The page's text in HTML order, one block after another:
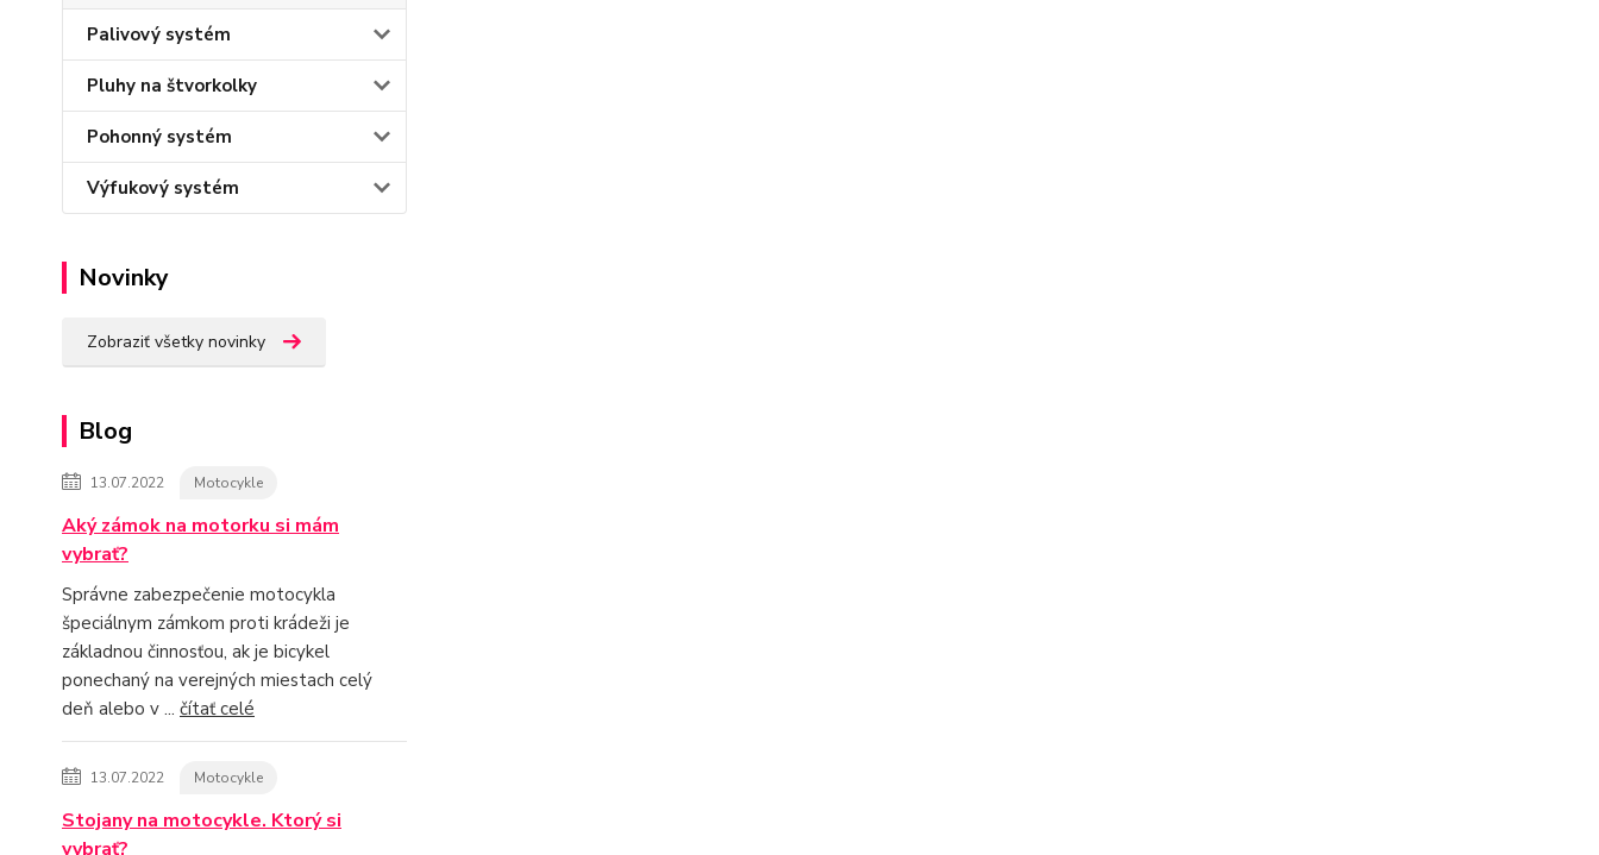
Palivový systém
Pluhy na štvorkolky
Pohonný systém
Výfukový systém
Novinky
Zobraziť všetky novinky
Blog
13.07.2022 Motocykle
Aký zámok na motorku si mám
vybrať?
Správne zabezpečenie motocykla
špeciálnym zámkom proti krádeži je
základnou činnosťou, ak je bicykel
ponechaný na verejných miestach celý
deň alebo v ... čítať celé
13.07.2022 Motocykle
Stojany na motocykle. Ktorý si
vybrať?